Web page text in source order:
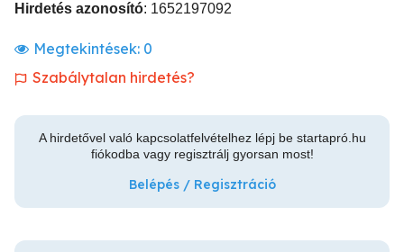
Hirdetés azonosító: 1652197092
Megtekintések: 0
Szabálytalan hirdetés?
A hirdetővel való kapcsolatfelvételhez lépj be startapró.hu
fiókodba vagy regisztrálj gyorsan most!
Belépés / Regisztráció